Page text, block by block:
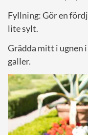
Fyllning: Gör en
lite sylt.
Grädda mitt i ugnen
galler.